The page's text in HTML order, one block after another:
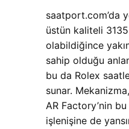
saatport.com’da
üstün kaliteli
olabildiğince
sahip olduğu
bu da Rolex
sunar.
AR Factory’nin
işlenişine de